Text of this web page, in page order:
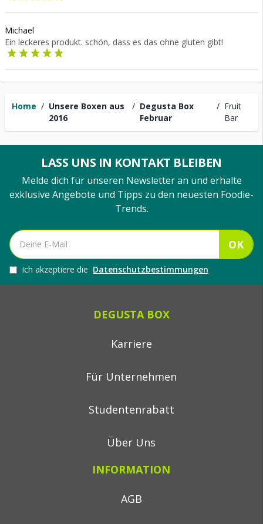
Home / Unsere Boxen aus
2016
/ Degusta Box
Februar
/ Fruit
Bar
Michael
Ein leckeres produkt. schön, dass es das ohne gluten gibt!
LASS UNS IN KONTAKT BLEIBEN
Melde dich für unseren Newsletter an und erhalte
exklusive Angebote und Tipps zu den neuesten Foodie-
Trends.
OK
Ich akzeptiere die Datenschutzbestimmungen
DEGUSTA BOX
Karriere
Für Unternehmen
Studentenrabatt
Über Uns
INFORMATION
AGB